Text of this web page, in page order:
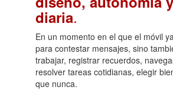
diaria.
En un momento en el que el móvil
para contestar mensajes, sino
trabajar, registrar recuerdos,
resolver tareas cotidianas, elegir
que nunca.